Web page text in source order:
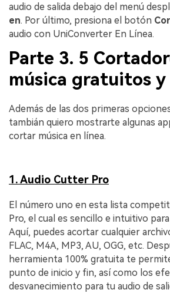
audio de salida debajo del menú
en. Por último, presiona el botón
audio con UniConverter En Línea.
Parte 3. 5
música gratuitos y
Además de las dos primeras
tambián quiero mostrarte algunas
cortar música en línea.
1. Audio Cutter Pro
El número uno en esta lista
Pro, el cual es sencillo e intuitivo
Aquí, puedes acortar cualquier
FLAC, M4A, MP3, AU, OGG, etc.
herramienta 100% gratuita te
punto de inicio y fin, así como los
desvanecimiento para tu audio de